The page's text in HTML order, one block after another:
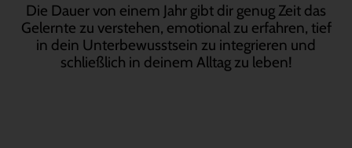
Die Dauer von einem Jahr gibt dir genug Zeit das
Gelernte zu verstehen, emotional zu erfahren, tief
in dein Unterbewusstsein zu integrieren und
schließlich in deinem Alltag zu leben!